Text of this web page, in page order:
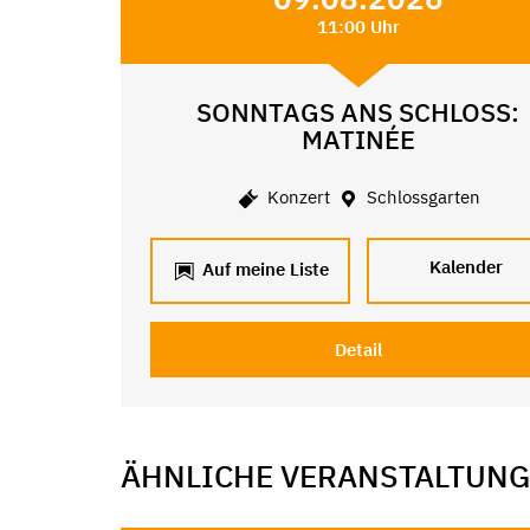
11:00 Uhr
SONNTAGS ANS SCHLOSS:
MATINÉE
Konzert Schlossgarten
Auf meine Liste Kalender
Detail
ÄHNLICHE